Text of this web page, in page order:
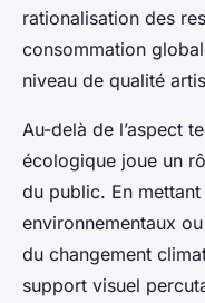
rationalisation des
consommation
niveau de qualité
Au-delà de l’aspect
écologique joue un
du public. En
environnementaux
du changement
support visuel